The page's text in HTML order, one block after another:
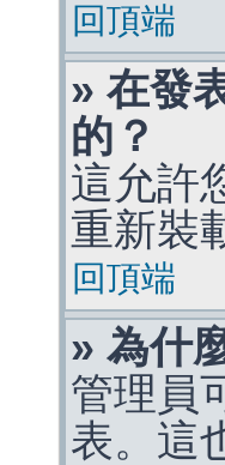
回頂端
» 在發
的？
這允許
重新裝
回頂端
» 為什
管理員
表。這